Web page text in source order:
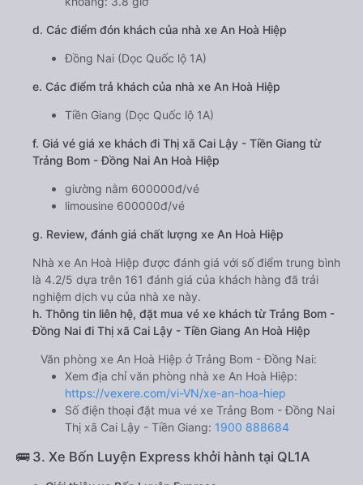
d. Các điểm đón khách của nhà xe An Hoà Hiệp
Đồng Nai (Dọc Quốc lộ 1A)
e. Các điểm trả khách của nhà xe An Hoà Hiệp
Tiền Giang (Dọc Quốc lộ 1A)
f. Giá vé giá xe khách đi Thị xã Cai Lậy - Tiền Giang từ
Trảng Bom - Đồng Nai An Hoà Hiệp
giường nằm 600000đ/vé
limousine 600000đ/vé
g. Review, đánh giá chất lượng xe An Hoà Hiệp
Nhà xe An Hoà Hiệp được đánh giá với số điểm trung bình
là 4.2/5 dựa trên 161 đánh giá của khách hàng đã trải
nghiệm dịch vụ của nhà xe này.
h. Thông tin liên hệ, đặt mua vé xe khách từ Trảng Bom -
Đồng Nai đi Thị xã Cai Lậy - Tiền Giang An Hoà Hiệp
Văn phòng xe An Hoà Hiệp ở Trảng Bom - Đồng Nai:
Xem địa chỉ văn phòng nhà xe An Hoà Hiệp:
https://vexere.com/vi-VN/xe-an-hoa-hiep
Số điện thoại đặt mua vé xe Trảng Bom - Đồng Nai
Thị xã Cai Lậy - Tiền Giang: 1900 888684
🚌 3. Xe Bốn Luyện Express khởi hành tại QL1A